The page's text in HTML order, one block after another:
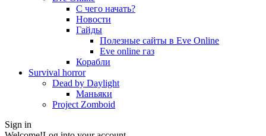
С чего начать?
Новости
Гайды
Полезные сайты в Eve Online
Eve online газ
Корабли
Survival horror
Dead by Daylight
Маньяки
Project Zomboid
Sign in